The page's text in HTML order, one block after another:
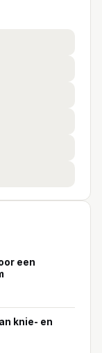
een
knie- en